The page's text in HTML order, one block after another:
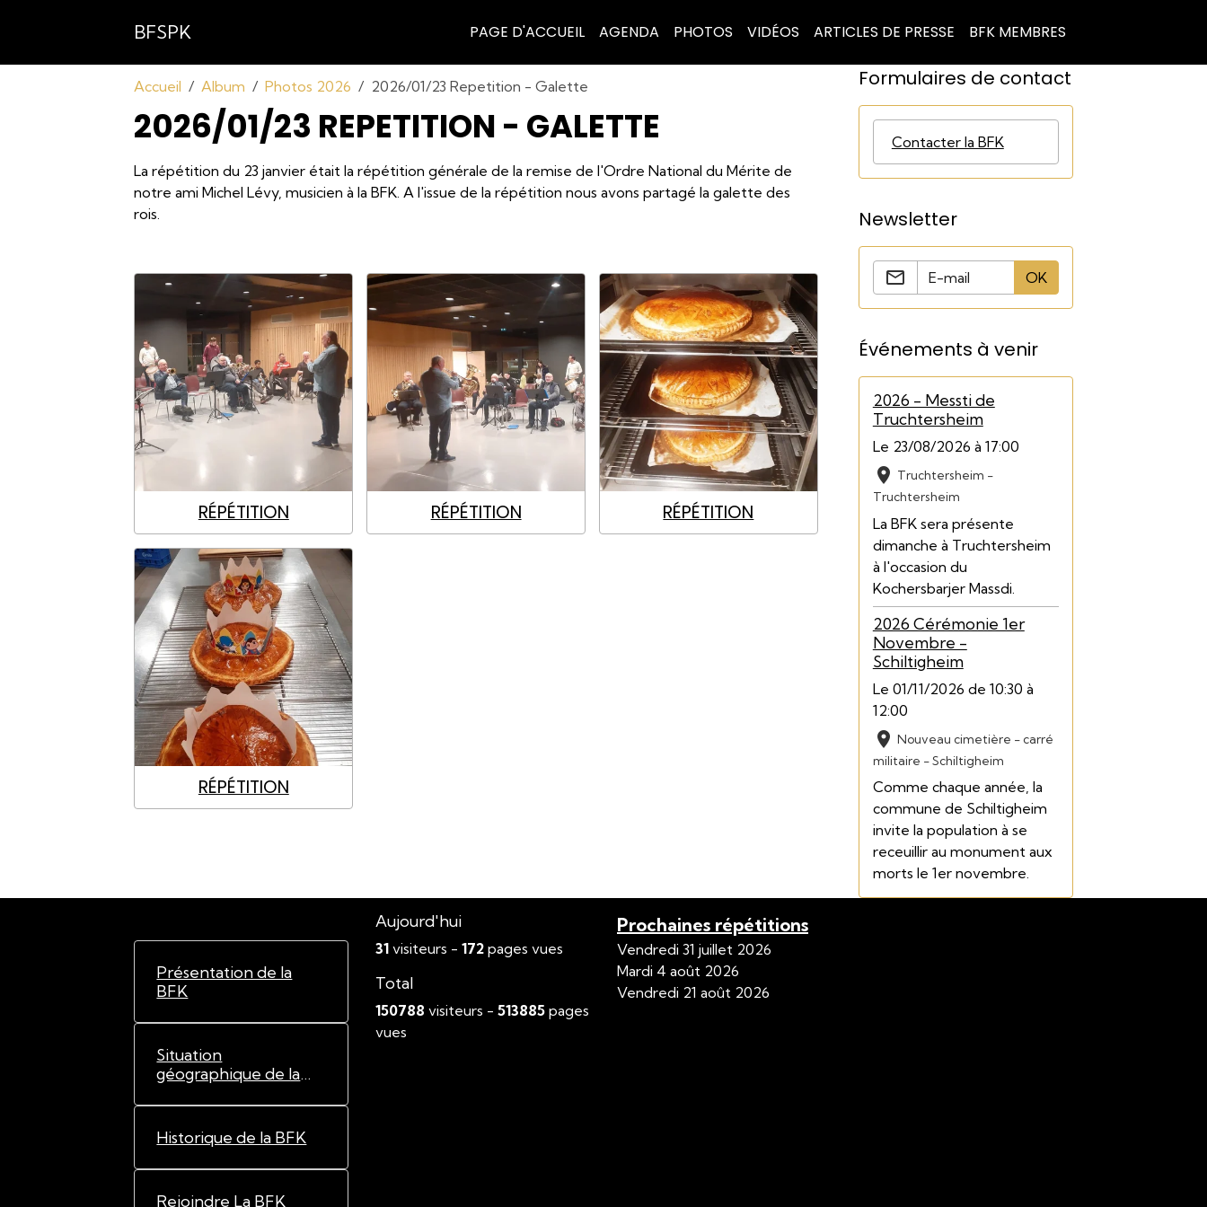
BFSPK PAGE D'ACCUEIL AGENDA PHOTOS VIDÉOS ARTICLES DE PRESSE BFK MEMBRES
Accueil Album Photos 2026 2026/01/23 Repetition - Galette
2026/01/23 REPETITION - GALETTE
La répétition du 23 janvier était la répétition générale de la remise de l'Ordre National du Mérite de
notre ami Michel Lévy, musicien à la BFK. A l'issue de la répétition nous avons partagé la galette des
rois.
RÉPÉTITION RÉPÉTITION RÉPÉTITION
RÉPÉTITION
Formulaires de contact
Contacter la BFK
Newsletter
OK
Événements à venir
2026 - Messti de
Truchtersheim
Le 23/08/2026 à 17:00
Truchtersheim -
Truchtersheim
La BFK sera présente
dimanche à Truchtersheim
à l'occasion du
Kochersbarjer Massdi.
2026 Cérémonie 1er
Novembre -
Schiltigheim
Le 01/11/2026 de 10:30 à
12:00
Nouveau cimetière - carré
militaire - Schiltigheim
Comme chaque année, la
commune de Schiltigheim
invite la population à se
receuillir au monument aux
morts le 1er novembre.
Présentation de la
BFK
Situation
géographique de la
Historique de la BFK
Rejoindre La BFK
Aujourd'hui
31 visiteurs -172 pages vues
Total
150788 visiteurs -513885 pages
vues
Prochaines répétitions
Vendredi 31 juillet 2026
Mardi 4 août 2026
Vendredi 21 août 2026